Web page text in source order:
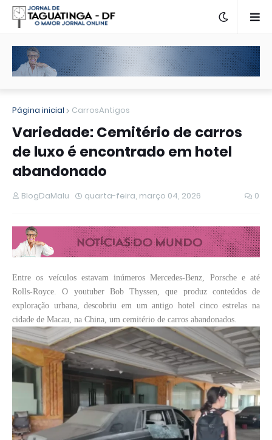
Página inicial CarrosAntigos
Variedade: Cemitério de carros
de luxo é encontrado em hotel
abandonado
BlogDaMalu quarta-feira, março 04, 2026 0
Entre os veículos estavam inúmeros Mercedes-Benz, Porsche e até
Rolls-Royce. O youtuber Bob Thyssen, que produz conteúdos de
exploração urbana, descobriu em um antigo hotel cinco estrelas na
cidade de Macau, na China, um cemitério de carros abandonados.